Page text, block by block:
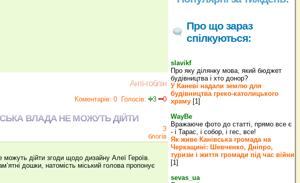
Анті-гоблін
Коментарів: 0 Голосів: 3 0
ВЛАДА НЕ МОЖУТЬ ДІЙТИ
З
блогів
можуть дійти згоди щодо дизайну Алеї Героїв.
дошки, натомість міський голова пропонує
Про що зараз
спілкуються:
slavikf
Про яку ділянку мова, який бюджет
будівництва і хто донор?
У Каневі надали землю для
будівництва греко‐католицького
храму [1]
WayBe
Вражаюче фото до статті, прямо все є
- і Тарас, і собор, і гес, все!
Як живе Канівська громада на
Черкащині: Шевченко, Дніпро,
туризм і життя громади під час війни
[1]
sevas_ua